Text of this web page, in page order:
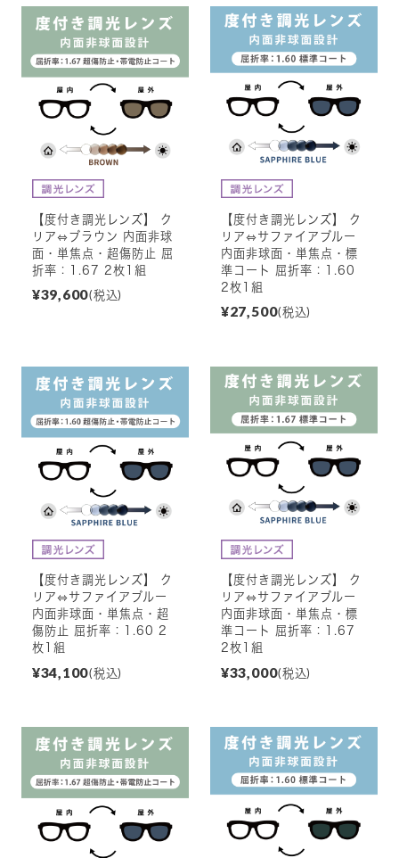
【度付き調光レンズ】 ク
リア⇔ブラウン 内面非球
面・単焦点・超傷防止 屈
折率：1.67 2枚1組
¥39,600(税込)
【度付き調光レンズ】 ク
リア⇔サファイアブルー
内面非球面・単焦点・標
準コート 屈折率：1.60
2枚1組
¥27,500(税込)
【度付き調光レンズ】 ク
リア⇔サファイアブルー
内面非球面・単焦点・超
傷防止 屈折率：1.60 2
枚1組
¥34,100(税込)
【度付き調光レンズ】 ク
リア⇔サファイアブルー
内面非球面・単焦点・標
準コート 屈折率：1.67
2枚1組
¥33,000(税込)